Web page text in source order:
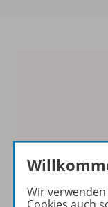
Wir
Cookies auch